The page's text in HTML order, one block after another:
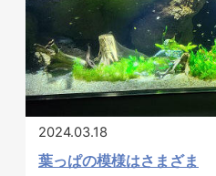
2024.03.18
葉っぱの模様はさまざま